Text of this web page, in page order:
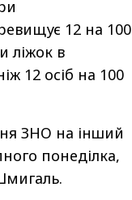
12 на 100
ліжок в
12 осіб на 100
ЗНО на інший
понеділка,